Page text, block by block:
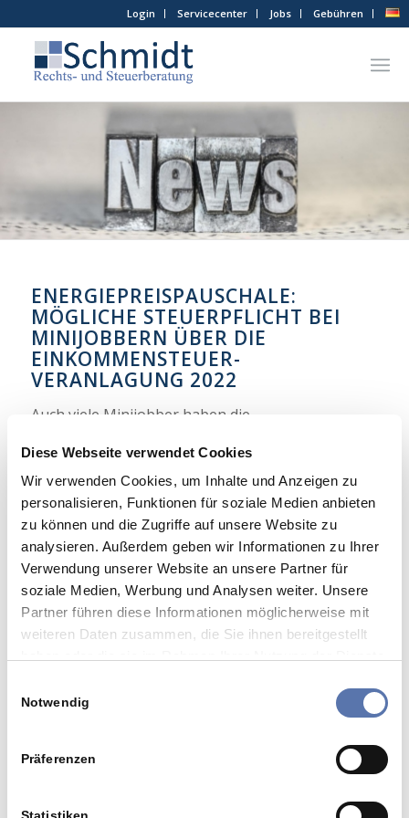
Diese Webseite verwendet Cookies
Wir verwenden Cookies, um Inhalte und Anzeigen zu
personalisieren, Funktionen für soziale Medien anbieten
zu können und die Zugriffe auf unsere Website zu
analysieren. Außerdem geben wir Informationen zu Ihrer
Verwendung unserer Website an unsere Partner für
soziale Medien, Werbung und Analysen weiter. Unsere
Partner führen diese Informationen möglicherweise mit
weiteren Daten zusammen, die Sie ihnen bereitgestellt
Notwendig
Präferenzen
Statistiken
Login Servicecenter Jobs Gebühren
ENERGIEPREISPAUSCHALE:
MÖGLICHE STEUERPFLICHT BEI
MINIJOBBERN ÜBER DIE
EINKOMMENSTEUER-
VERANLAGUNG 2022
Auch viele Minijobber haben die
erhalten. Sofern der (originäre) Verdienst vom
Arbeitgeber pauschal mit 2 % besteuert wird,
musste auf die 300 EUR EPP keine pauschale
Steuer abgeführt werden. Bei der
Einkommensteuerveranlagung für 2022 kann es
aber nach Ansicht der Finanzverwaltung in
gewissen Konstellationen zu einer Steuerpflicht
kommen.
FAQs
Bei Arbeitnehmern, die ausschließlich pauschal
besteuerten Arbeitslohn aus einer kurzfristigen
oder geringfügigen Beschäftigung oder einer
erzielen und im gesamten Jahr 2022 keine